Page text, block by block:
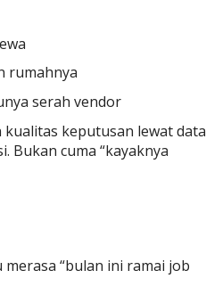
rumahnya
serah vendor
keputusan lewat data
Bukan cuma “kayaknya
“bulan ini ramai job